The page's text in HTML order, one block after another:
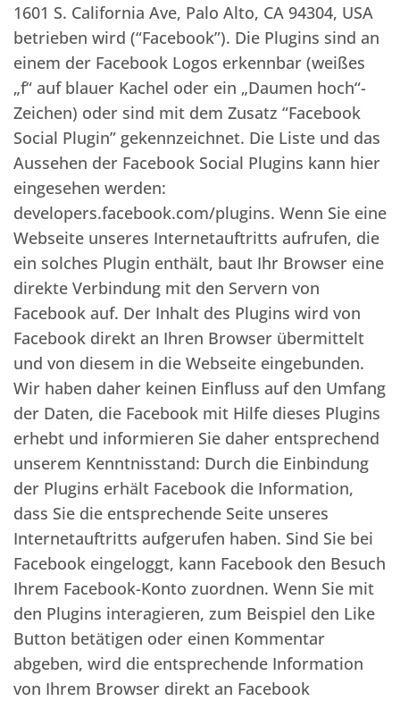
1601 S. California Ave, Palo Alto, CA 94304, USA
betrieben wird (“Facebook”). Die Plugins sind an
einem der Facebook Logos erkennbar (weißes
„f“ auf blauer Kachel oder ein „Daumen hoch“-
Zeichen) oder sind mit dem Zusatz “Facebook
Social Plugin” gekennzeichnet. Die Liste und das
Aussehen der Facebook Social Plugins kann hier
eingesehen werden:
developers.facebook.com/plugins. Wenn Sie eine
Webseite unseres Internetauftritts aufrufen, die
ein solches Plugin enthält, baut Ihr Browser eine
direkte Verbindung mit den Servern von
Facebook auf. Der Inhalt des Plugins wird von
Facebook direkt an Ihren Browser übermittelt
und von diesem in die Webseite eingebunden.
Wir haben daher keinen Einfluss auf den Umfang
der Daten, die Facebook mit Hilfe dieses Plugins
erhebt und informieren Sie daher entsprechend
unserem Kenntnisstand: Durch die Einbindung
der Plugins erhält Facebook die Information,
dass Sie die entsprechende Seite unseres
Internetauftritts aufgerufen haben. Sind Sie bei
Facebook eingeloggt, kann Facebook den Besuch
Ihrem Facebook-Konto zuordnen. Wenn Sie mit
den Plugins interagieren, zum Beispiel den Like
Button betätigen oder einen Kommentar
abgeben, wird die entsprechende Information
von Ihrem Browser direkt an Facebook